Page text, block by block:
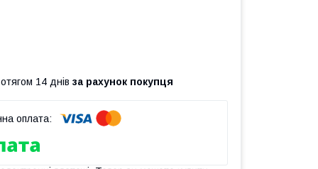
14 днів за рахунок покупця